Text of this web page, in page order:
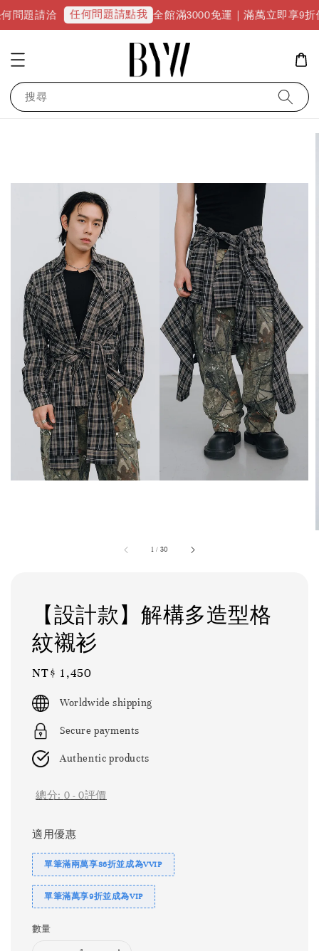
任何問題請點我 全館滿3000免運｜滿萬立即享9折優惠並升級
搜尋
1 / 30
【設計款】解構多造型格
紋襯衫
Regular
price
NT$ 1,450
Worldwide shipping
Secure payments
Authentic products
總分: 0 - 0評價
適用優惠
單筆滿兩萬享86折並成為VVIP
單筆滿萬享9折並成為VIP
數量